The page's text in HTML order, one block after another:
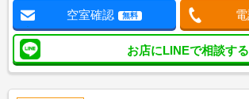
空室確認 無料
お店にLINEで相談する